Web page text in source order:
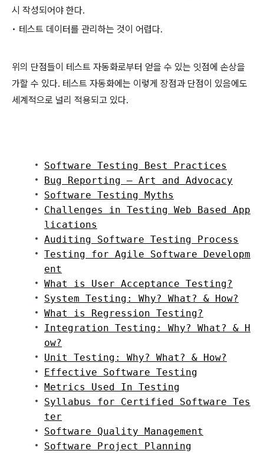
시 작성되어야 한다.
• 테스트 데이터를 관리하는 것이 어렵다.
위의 단점들이 테스트 자동화로부터 얻을 수 있는 잇점에 손상을
가할 수 있다. 테스트 자동화에는 이렇게 장점과 단점이 있음에도
세계적으로 널리 적용되고 있다.
Software Testing Best Practices
Bug Reporting – Art and Advocacy
Software Testing Myths
Challenges in Testing Web Based App
lications
Auditing Software Testing Process
Testing for Agile Software Developm
ent
What is User Acceptance Testing?
System Testing: Why? What? & How?
What is Regression Testing?
Integration Testing: Why? What? & H
ow?
Unit Testing: Why? What? & How?
Effective Software Testing
Metrics Used In Testing
Syllabus for Certified Software Tes
ter
Software Quality Management
Software Project Planning